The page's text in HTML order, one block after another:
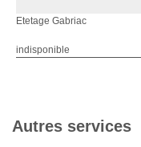
Etetage Gabriac
indisponible
Autres services